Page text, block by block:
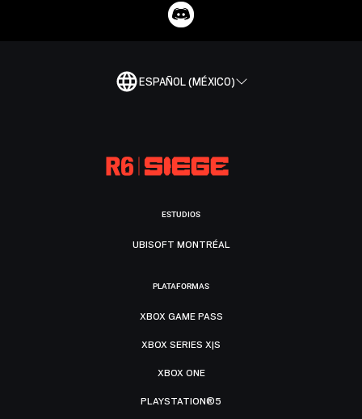
ESPAÑOL (MÉXICO)
ESTUDIOS
UBISOFT MONTRÉAL
PLATAFORMAS
XBOX GAME PASS
XBOX SERIES X|S
XBOX ONE
PLAYSTATION®5